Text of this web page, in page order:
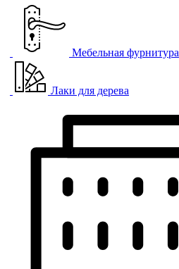
Мебельная фурнитура
Лаки для дерева